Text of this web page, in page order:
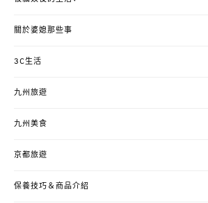
關於婆媳那些事
3C生活
九州旅遊
九州美食
京都旅遊
保養技巧＆商品介紹